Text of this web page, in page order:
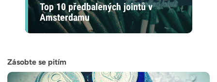
Top 10 předbalených jointů v
Amsterdamu
Zásobte se pitím